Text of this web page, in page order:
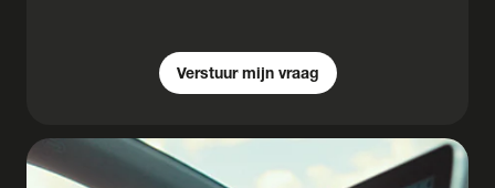
Verstuur mijn vraag